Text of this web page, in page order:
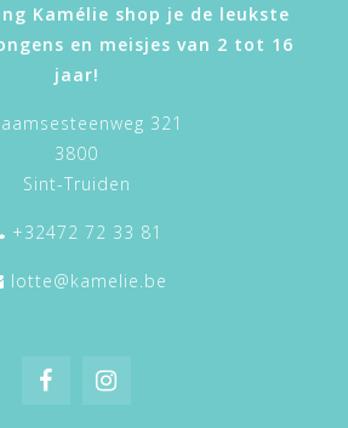
Kamélie shop je de leukste
en meisjes van 2 tot 16
jaar!
321
3800
Sint-Truiden
+32472 72 33 81
lotte@kamelie.be